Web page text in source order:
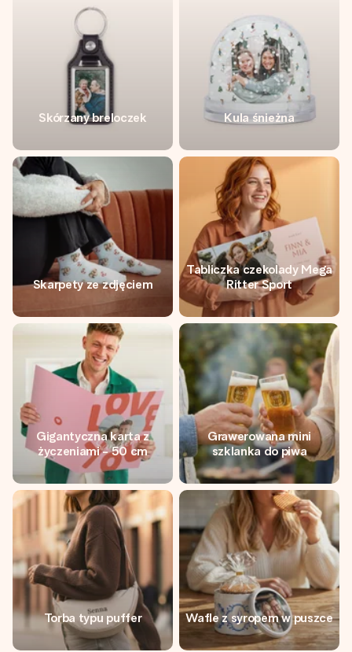
Skórzany breloczek Kula śnieżna
Skarpety ze zdjęciem
Tabliczka czekolady Mega
Ritter Sport
Gigantyczna karta z
życzeniami - 50 cm
Grawerowana mini
szklanka do piwa
Torba typu puffer Wafle z syropem w puszce